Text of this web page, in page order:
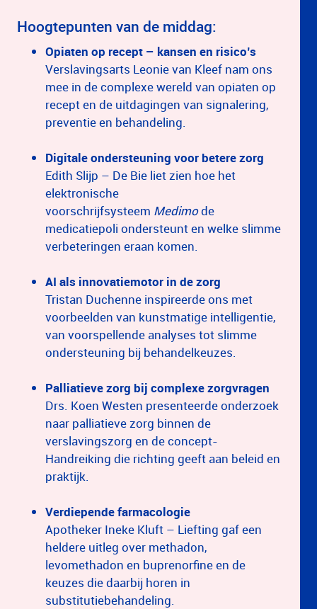
Hoogtepunten van de middag:
Opiaten op recept – kansen en risico’s
Verslavingsarts Leonie van Kleef nam ons
mee in de complexe wereld van opiaten op
recept en de uitdagingen van signalering,
preventie en behandeling.
Digitale ondersteuning voor betere zorg
Edith Slijp – De Bie liet zien hoe het
elektronische
voorschrijfsysteem Medimode
medicatiepoli ondersteunt en welke slimme
verbeteringen eraan komen.
AI als innovatiemotor in de zorg
Tristan Duchenne inspireerde ons met
voorbeelden van kunstmatige intelligentie,
van voorspellende analyses tot slimme
ondersteuning bij behandelkeuzes.
Palliatieve zorg bij complexe zorgvragen
Drs. Koen Westen presenteerde onderzoek
naar palliatieve zorg binnen de
verslavingszorg en de concept-
Handreiking die richting geeft aan beleid en
praktijk.
Verdiepende farmacologie
Apotheker Ineke Kluft – Liefting gaf een
heldere uitleg over methadon,
levomethadon en buprenorfine en de
keuzes die daarbij horen in
substitutiebehandeling.